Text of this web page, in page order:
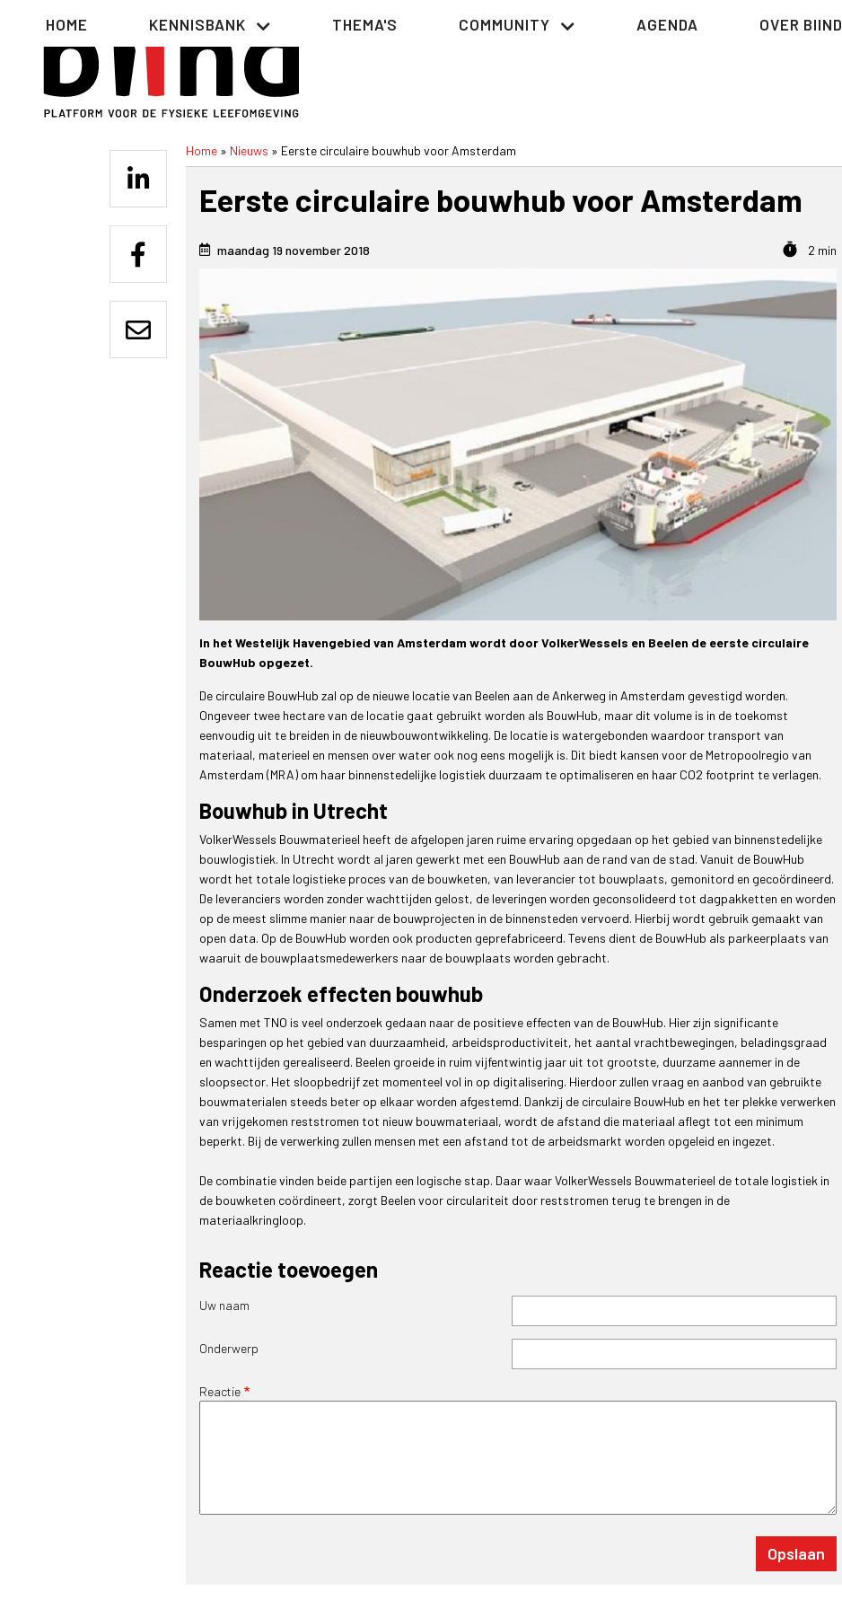
Hoofdnavigatie
HOME KENNISBANK THEMA'S COMMUNITY AGENDA OVER BIIND
Home Nieuws Eerste circulaire bouwhub voor Amsterdam
Eerste circulaire bouwhub voor Amsterdam
maandag 19 november 2018 timer 2 min
In het Westelijk Havengebied van Amsterdam wordt door VolkerWessels en Beelen de eerste circulaire
BouwHub opgezet.
De circulaire BouwHub zal op de nieuwe locatie van Beelen aan de Ankerweg in Amsterdam gevestigd worden.
Ongeveer twee hectare van de locatie gaat gebruikt worden als BouwHub, maar dit volume is in de toekomst
eenvoudig uit te breiden in de nieuwbouwontwikkeling. De locatie is watergebonden waardoor transport van
materiaal, materieel en mensen over water ook nog eens mogelijk is. Dit biedt kansen voor de Metropoolregio van
Amsterdam (MRA) om haar binnenstedelijke logistiek duurzaam te optimaliseren en haar CO2 footprint te verlagen.
Bouwhub in Utrecht
VolkerWessels Bouwmaterieel heeft de afgelopen jaren ruime ervaring opgedaan op het gebied van binnenstedelijke
bouwlogistiek. In Utrecht wordt al jaren gewerkt met een BouwHub aan de rand van de stad. Vanuit de BouwHub
wordt het totale logistieke proces van de bouwketen, van leverancier tot bouwplaats, gemonitord en gecoördineerd.
De leveranciers worden zonder wachttijden gelost, de leveringen worden geconsolideerd tot dagpakketten en worden
op de meest slimme manier naar de bouwprojecten in de binnensteden vervoerd. Hierbij wordt gebruik gemaakt van
open data. Op de BouwHub worden ook producten geprefabriceerd. Tevens dient de BouwHub als parkeerplaats van
waaruit de bouwplaatsmedewerkers naar de bouwplaats worden gebracht.
Onderzoek effecten bouwhub
Samen met TNO is veel onderzoek gedaan naar de positieve effecten van de BouwHub. Hier zijn significante
besparingen op het gebied van duurzaamheid, arbeidsproductiviteit, het aantal vrachtbewegingen, beladingsgraad
en wachttijden gerealiseerd. Beelen groeide in ruim vijfentwintig jaar uit tot grootste, duurzame aannemer in de
sloopsector. Het sloopbedrijf zet momenteel vol in op digitalisering. Hierdoor zullen vraag en aanbod van gebruikte
bouwmaterialen steeds beter op elkaar worden afgestemd. Dankzij de circulaire BouwHub en het ter plekke verwerken
van vrijgekomen reststromen tot nieuw bouwmateriaal, wordt de afstand die materiaal aflegt tot een minimum
beperkt. Bij de verwerking zullen mensen met een afstand tot de arbeidsmarkt worden opgeleid en ingezet.
De combinatie vinden beide partijen een logische stap. Daar waar VolkerWessels Bouwmaterieel de totale logistiek in
de bouwketen coördineert, zorgt Beelen voor circulariteit door reststromen terug te brengen in de
materiaalkringloop.
Reactie toevoegen
Uw naam
Onderwerp
Reactie